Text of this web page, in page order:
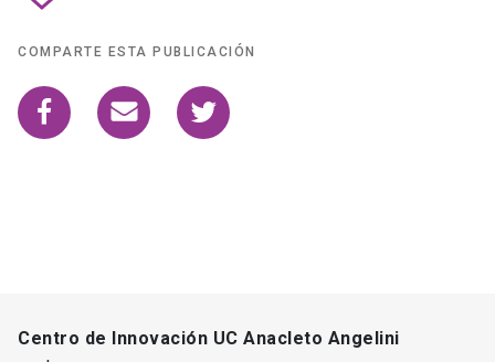
COMPARTE ESTA PUBLICACIÓN
Centro de Innovación UC Anacleto Angelini